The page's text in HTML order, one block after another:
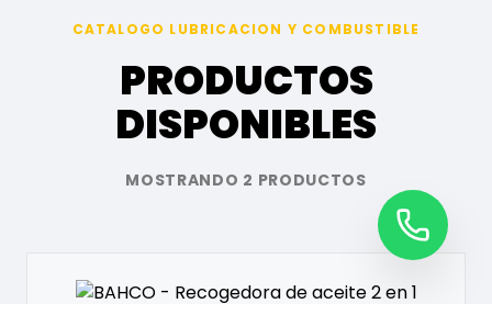
CATALOGO LUBRICACION Y COMBUSTIBLE
PRODUCTOS
DISPONIBLES
MOSTRANDO 2 PRODUCTOS